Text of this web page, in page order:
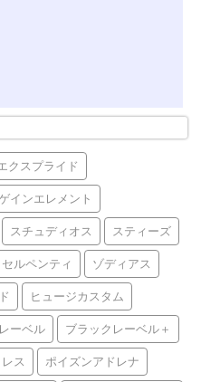
クスプライド
インエレメント
スチュディオス スティーズ
セルペンティ ゾディアス
ヒュージカスタム
ーベル ブラックレーベル＋
ス ポイズンアドレナ